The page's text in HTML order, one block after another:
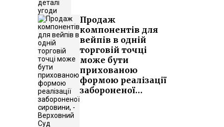
Продаж
компонентів для
вейпів в одній
торговій точці
може бути
прихованою
формою реалізації
забороненої